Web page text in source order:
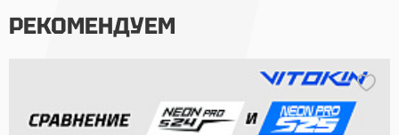
РЕКОМЕНДУЕМ